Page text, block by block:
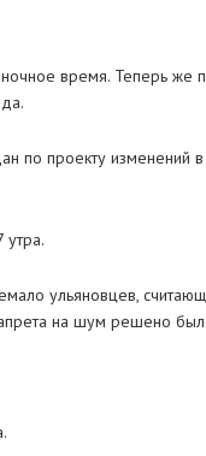
время. Теперь же
по проекту
ульяновцев,
на шум решено